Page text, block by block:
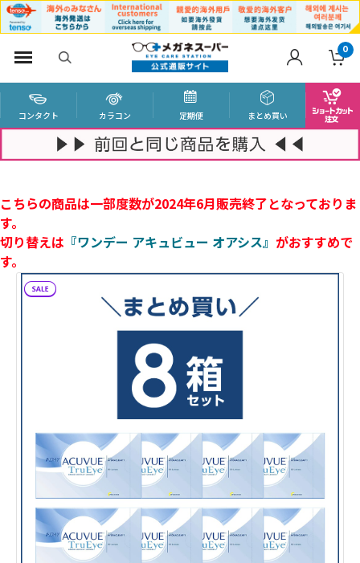
0
コンタクト カラコン 定期便 まとめ買い
こちらの商品は一部度数が2024年6月販売終了となっておりま
す。
切り替えは 『ワンデー アキュビュー オアシス』 がおすすめで
す。